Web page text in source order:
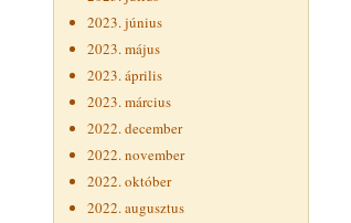
2023. június
2023. május
2023. április
2023. március
2022. december
2022. november
2022. október
2022. augusztus